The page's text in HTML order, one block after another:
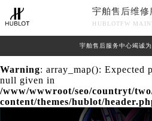
Warning
: extract() expects
given in
/www/wwwroot/seo/countryt/
content/themes/hublot/
Warning: array_map(): Expected
null given in
/www/wwwroot/seo/countryt/
content/themes/hublot/
宇舶售后维修
HUBLOTFW
宇舶售后服务中心竭诚为